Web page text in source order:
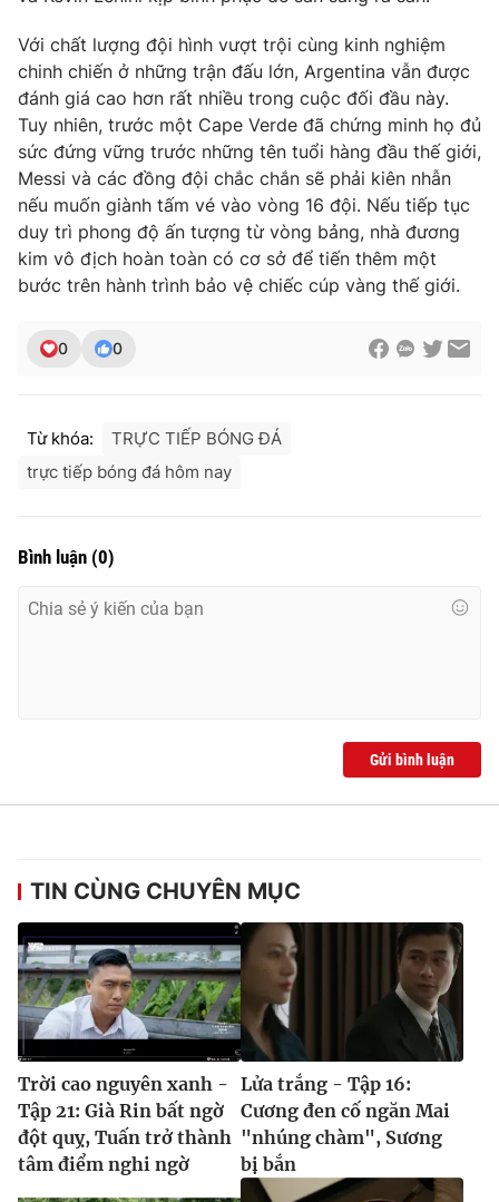
Ðiện thoại Thời báo VTV:
024.66 897 897
Email:toasoan@vtv.vn
Liên hệ quảng cáo:024-7300.7108
thông tin từ website này.
Với chất lượng đội hình vượt trội cùng kinh nghiệm
chinh chiến ở những trận đấu lớn, Argentina vẫn được
đánh giá cao hơn rất nhiều trong cuộc đối đầu này.
Tuy nhiên, trước một Cape Verde đã chứng minh họ đủ
sức đứng vững trước những tên tuổi hàng đầu thế giới,
Messi và các đồng đội chắc chắn sẽ phải kiên nhẫn
nếu muốn giành tấm vé vào vòng 16 đội. Nếu tiếp tục
duy trì phong độ ấn tượng từ vòng bảng, nhà đương
kim vô địch hoàn toàn có cơ sở để tiến thêm một
bước trên hành trình bảo vệ chiếc cúp vàng thế giới.
0 0
Từ khóa:
TRỰC TIẾP BÓNG ĐÁ
trực tiếp bóng đá hôm nay
Bình luận (0)
Gửi bình luận
TIN CÙNG CHUYÊN MỤC
Trời cao nguyên xanh -
Tập 21: Già Rin bất ngờ
đột quỵ, Tuấn trở thành
tâm điểm nghi ngờ
Lửa trắng - Tập 16:
Cương đen cố ngăn Mai
"nhúng chàm", Sương
bị bắn